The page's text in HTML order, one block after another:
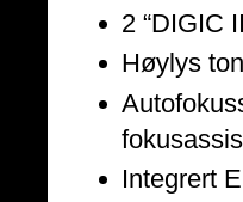
2 “DIGIC
Høylys
Integrert